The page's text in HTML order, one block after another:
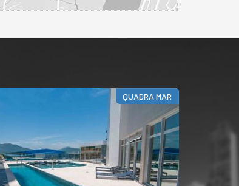
QUADRA MAR